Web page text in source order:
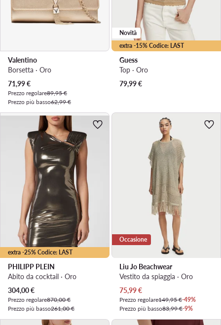
Valentino
Borsetta · Oro
Prezzo attuale
71,99€
Prezzo regolare89,95 €
Prezzo più basso62,99 €
extra -15% Codice: LAST
Novità
Guess
Top · Oro
79,99€
extra -25% Codice: LAST
PHILIPP PLEIN
Abito da cocktail · Oro
Prezzo attuale
304,00€
Prezzo regolare870,00 €
Prezzo più basso261,00 €
Occasione
Liu Jo Beachwear
Vestito da spiaggia · Oro
Prezzo attuale
75,99€
Prezzo regolare149,95 €-49%
Prezzo più basso83,99 €-9%